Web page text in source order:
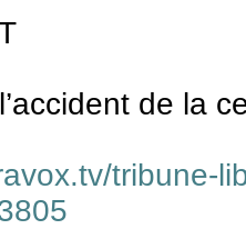
de la
tribune-